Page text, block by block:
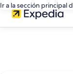
Ir a la sección principal